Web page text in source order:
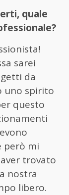
quale
sarei
da
uno spirito
questo
però mi
trovato
nostra
libero.